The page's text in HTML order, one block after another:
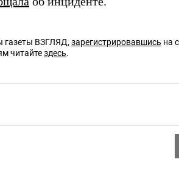
газеты ВЗГЛЯД, зарегистрировавшись на
читайтездесь.